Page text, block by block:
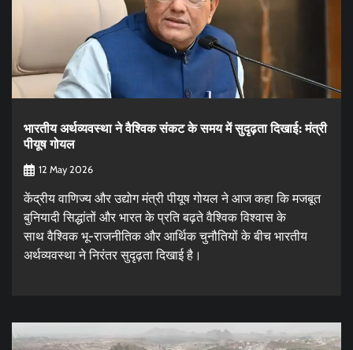
भारतीय अर्थव्यवस्था ने वैश्विक संकट के समय में सुदृढ़ता दिखाई: मंत्री
पीयूष गोयल
12 May 2026
केंद्रीय वाणिज्य और उद्योग मंत्री पीयूष गोयल ने आज कहा कि मजबूत
बुनियादी सिद्धांतों और भारत के प्रति बढ़ते वैश्विक विश्वास के
साथ वैश्विक भू-राजनीतिक और आर्थिक चुनौतियों के बीच भारतीय
अर्थव्यवस्था ने निरंतर सुदृढ़ता दिखाई है।